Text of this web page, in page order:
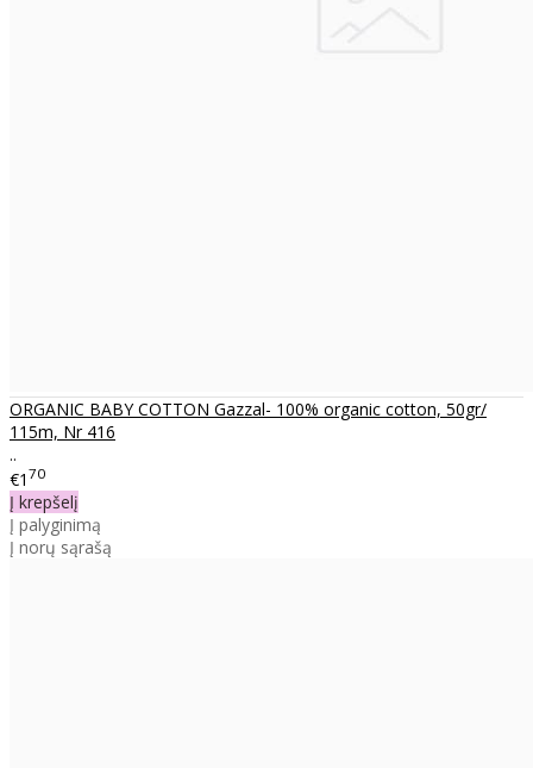
ORGANIC BABY COTTON Gazzal- 100% organic cotton, 50gr/
115m, Nr 416
..
€1 70
Į krepšelį
Į palyginimą
Į norų sąrašą